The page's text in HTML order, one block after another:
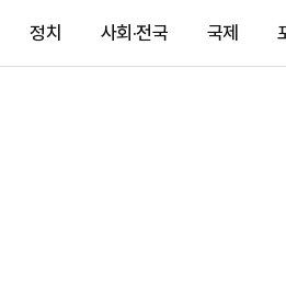
정치 사회·전국 국제